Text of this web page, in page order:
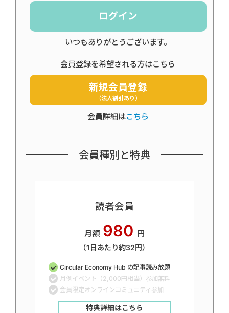
ログイン
いつもありがとうございます。
会員登録を希望される方はこちら
新規会員登録
（法人割引あり）
会員詳細はこちら
会員種別と特典
読者会員
月額 980 円
（1日あたり約32円）
Circular Economy Hub の記事読み放題
月例イベント（2,000円相当）参加無料
会員限定オンラインコミュニティ参加
特典詳細はこちら